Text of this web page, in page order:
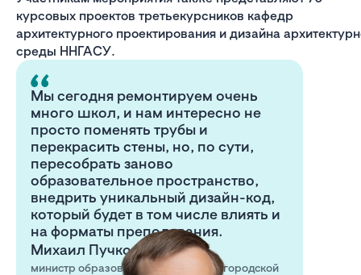
курсовых проектов третьекурсников кафедр
архитектурного проектирования и дизайна
среды ННГАСУ.
Мы сегодня ремонтируем очень
много школ, и нам интересно не
просто поменять трубы и
перекрасить стены, но, по сути,
пересобрать заново
образовательное пространство,
внедрить уникальный дизайн-код,
который будет в том числе влиять и
на форматы преподавания.
Михаил Пучков
министр образования и науки Нижегородской